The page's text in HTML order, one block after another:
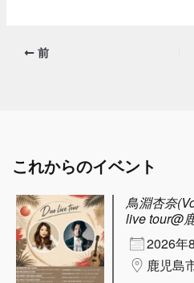
前
これからのイベント
鳥淵杏奈
live tour@
2026年
鹿児島